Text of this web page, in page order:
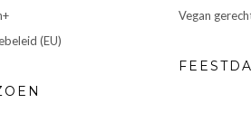
(EU)
Vegan